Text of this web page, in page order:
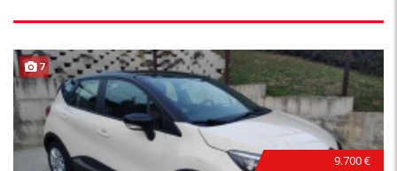
7
9.700 €